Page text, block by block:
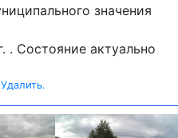
значения
. Состояние актуально
Удалить.